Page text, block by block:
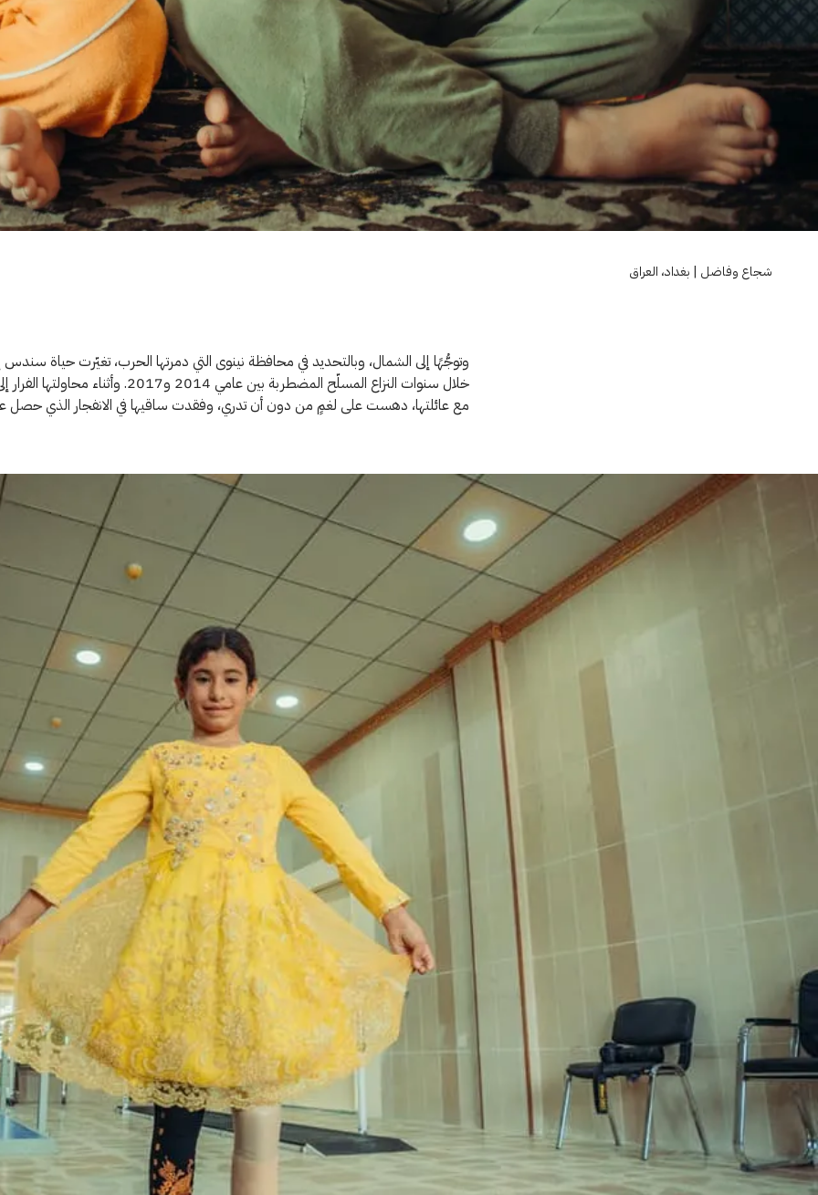
شجاع وفاضل | بغداد، العراق
وتوجُّهًا إلى الشمال، وبالتحديد في محافظة نينوى التي دمرتها الحرب، تغيّرت حياة سندس
خلال سنوات النزاع المسلّح المضطربة بين عامي 2014 و2017. وأثناء
مع عائلتها، دهست على لغمٍ من دون أن تدري، وفقدت ساقيها في الانفجار الذي حصل